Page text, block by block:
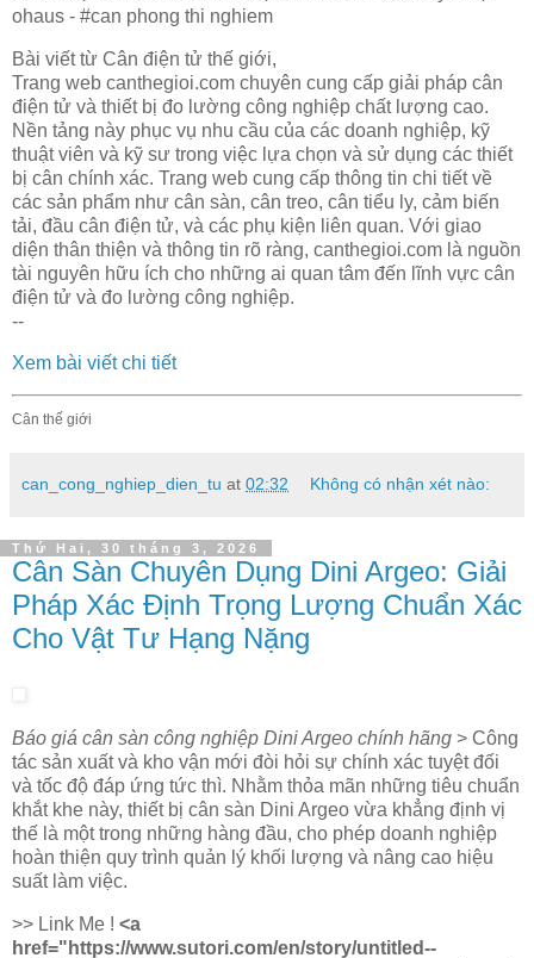
ohaus - #can phong thi nghiem
Bài viết từ Cân điện tử thế giới,
Trang web canthegioi.com chuyên cung cấp giải pháp cân
điện tử và thiết bị đo lường công nghiệp chất lượng cao.
Nền tảng này phục vụ nhu cầu của các doanh nghiệp, kỹ
thuật viên và kỹ sư trong việc lựa chọn và sử dụng các thiết
bị cân chính xác. Trang web cung cấp thông tin chi tiết về
các sản phẩm như cân sàn, cân treo, cân tiểu ly, cảm biến
tải, đầu cân điện tử, và các phụ kiện liên quan. Với giao
diện thân thiện và thông tin rõ ràng, canthegioi.com là nguồn
tài nguyên hữu ích cho những ai quan tâm đến lĩnh vực cân
điện tử và đo lường công nghiệp.
--
Xem bài viết chi tiết
Cân thế giới
can_cong_nghiep_dien_tu at 02:32 Không có nhận xét nào:
Thứ Hai, 30 tháng 3, 2026
Cân Sàn Chuyên Dụng Dini Argeo: Giải
Pháp Xác Định Trọng Lượng Chuẩn Xác
Cho Vật Tư Hạng Nặng
Báo giá cân sàn công nghiệp Dini Argeo chính hãng > Công
tác sản xuất và kho vận mới đòi hỏi sự chính xác tuyệt đối
và tốc độ đáp ứng tức thì. Nhằm thỏa mãn những tiêu chuẩn
khắt khe này, thiết bị cân sàn Dini Argeo vừa khẳng định vị
thế là một trong những hàng đầu, cho phép doanh nghiệp
hoàn thiện quy trình quản lý khối lượng và nâng cao hiệu
suất làm việc.
>> Link Me ! <a
href="https://www.sutori.com/en/story/untitled--